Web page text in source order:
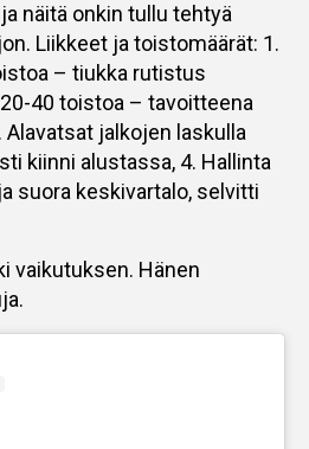
näitä onkin tullu tehtyä
Liikkeet ja toistomäärät: 1.
– tiukka rutistus
40 toistoa – tavoitteena
jalkojen laskulla
kiinni alustassa, 4. Hallinta
suora keskivartalo, selvitti
vaikutuksen. Hänen